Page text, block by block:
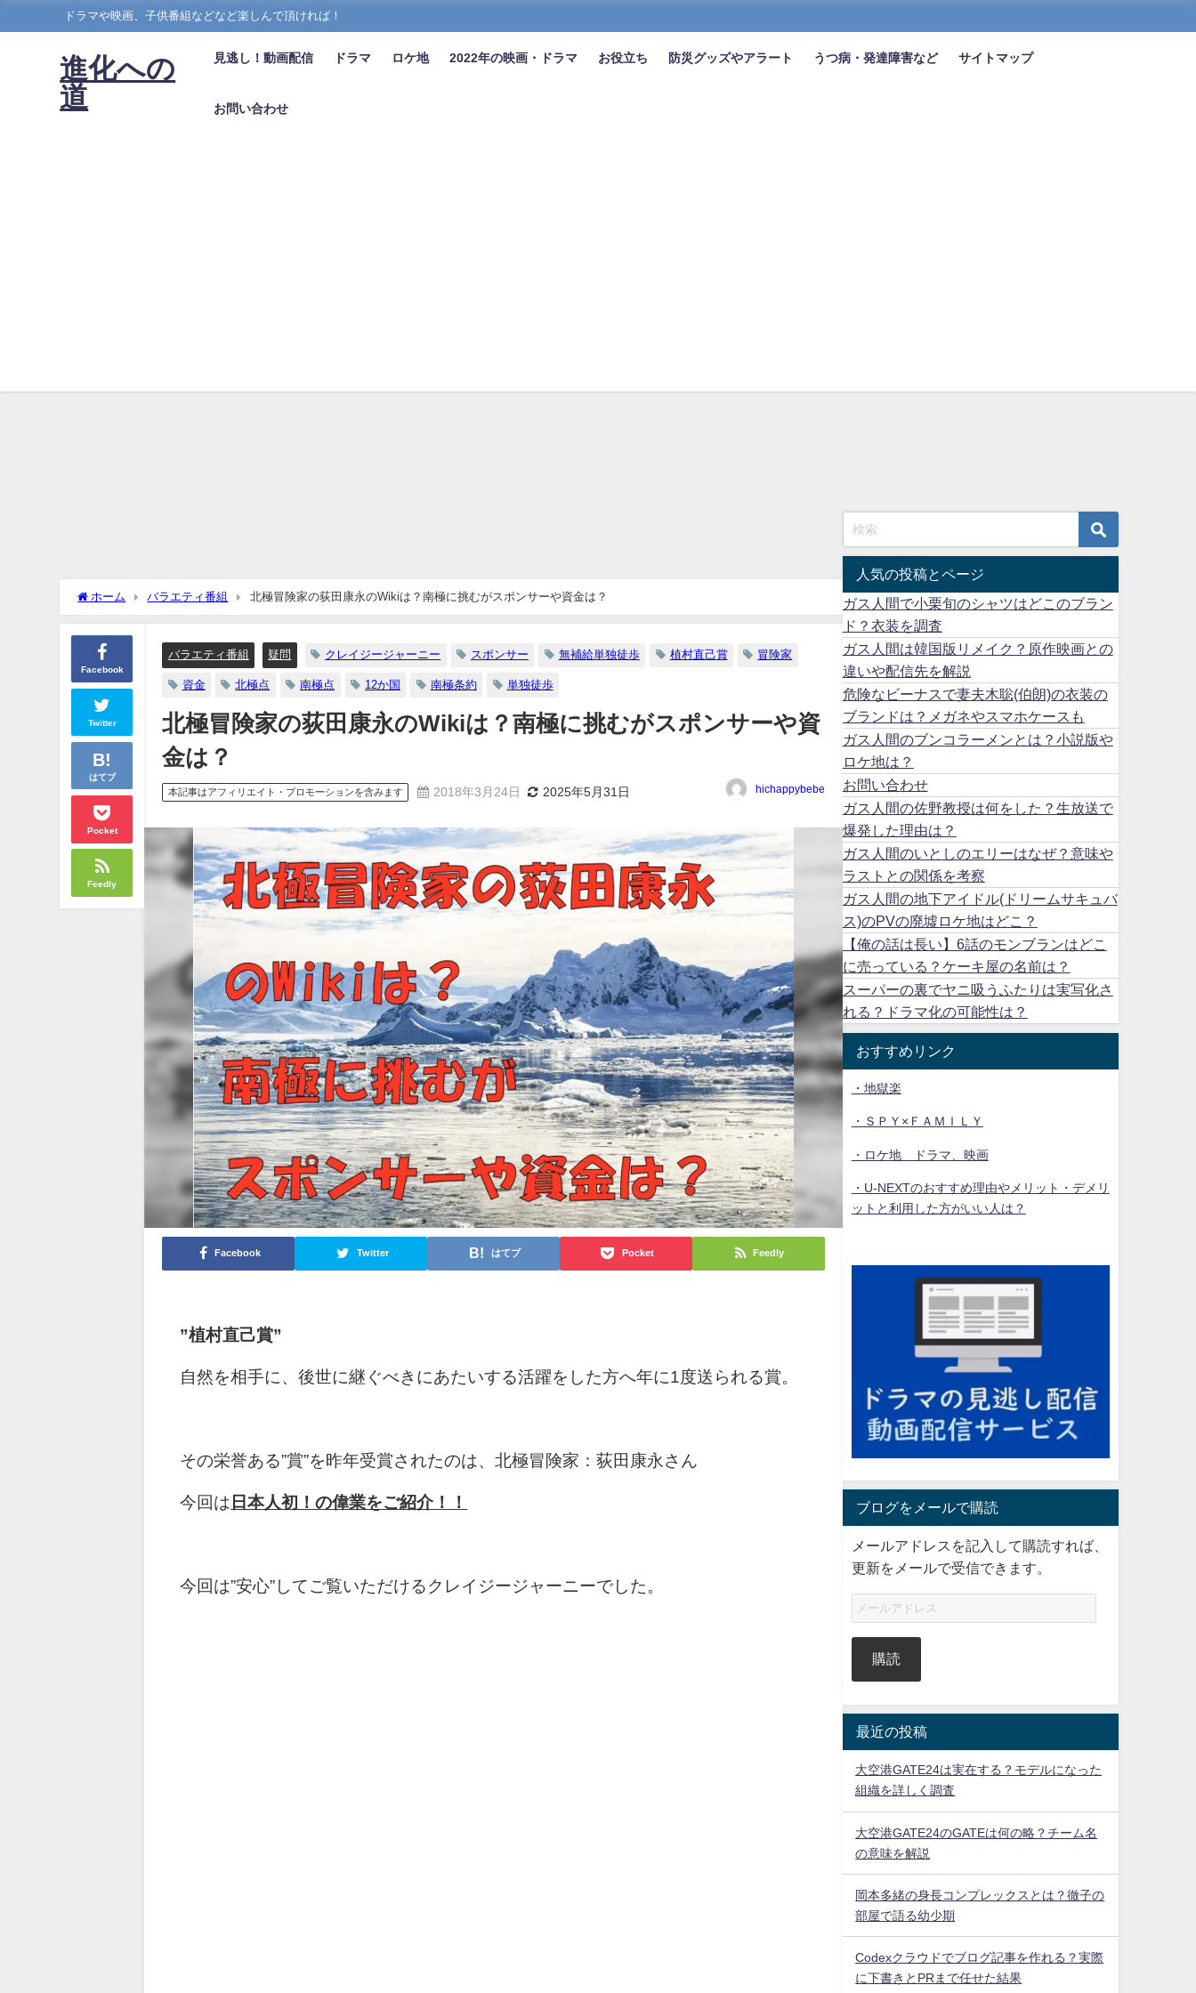
ドラマや映画、子供番組などなど楽しんで頂ければ！
進化への
道
見逃し！動画配信 ドラマ ロケ地 2022年の映画・ドラマ お役立ち 防災グッズやアラート うつ病・発達障害など サイトマップ
お問い合わせ
ホーム バラエティ番組 北極冒険家の荻田康永のWikiは？南極に挑むがスポンサーや資金は？
Facebook
Twitter
はてブ
Pocket
Feedly
バラエティ番組 疑問 クレイジージャーニー スポンサー 無補給単独徒歩 植村直己賞 冒険家
資金 北極点 南極点 12か国 南極条約 単独徒歩
北極冒険家の荻田康永のWikiは？南極に挑むがスポンサーや資
金は？
本記事はアフィリエイト・プロモーションを含みます 2018年3月24日 2025年5月31日 hichappybebe
Facebook Twitter はてブ Pocket Feedly
”植村直己賞”
自然を相手に、後世に継ぐべきにあたいする活躍をした方へ年に1度送られる賞。
その栄誉ある”賞”を昨年受賞されたのは、北極冒険家：荻田康永さん
今回は 日本人初！の偉業をご紹介！！
今回は”安心”してご覧いただけるクレイジージャーニーでした。
人気の投稿とページ
ガス人間で小栗旬のシャツはどこのブラン
ド？衣装を調査
ガス人間は韓国版リメイク？原作映画との
違いや配信先を解説
危険なビーナスで妻夫木聡(伯朗)の衣装の
ブランドは？メガネやスマホケースも
ガス人間のブンコラーメンとは？小説版や
ロケ地は？
お問い合わせ
ガス人間の佐野教授は何をした？生放送で
爆発した理由は？
ガス人間のいとしのエリーはなぜ？意味や
ラストとの関係を考察
ガス人間の地下アイドル(ドリームサキュバ
ス)のPVの廃墟ロケ地はどこ？
【俺の話は長い】6話のモンブランはどこ
に売っている？ケーキ屋の名前は？
スーパーの裏でヤニ吸うふたりは実写化さ
れる？ドラマ化の可能性は？
おすすめリンク
・地獄楽
・ＳＰＹ×ＦＡＭＩＬＹ
・ロケ地 ドラマ、映画
・U-NEXTのおすすめ理由やメリット・デメリ
ットと利用した方がいい人は？
ブログをメールで購読
メールアドレスを記入して購読すれば、
更新をメールで受信できます。
購読
最近の投稿
大空港GATE24は実在する？モデルになった
組織を詳しく調査
大空港GATE24のGATEは何の略？チーム名
の意味を解説
岡本多緒の身長コンプレックスとは？徹子の
部屋で語る幼少期
Codexクラウドでブログ記事を作れる？実際
に下書きとPRまで任せた結果